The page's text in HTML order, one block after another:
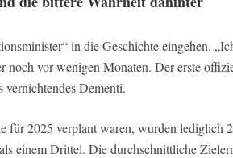
in die Geschichte eingehen.
noch vor wenigen Monaten. Der erste
vernichtendes Dementi.
für 2025 verplant waren, wurden lediglich
einem Drittel. Die durchschnittliche